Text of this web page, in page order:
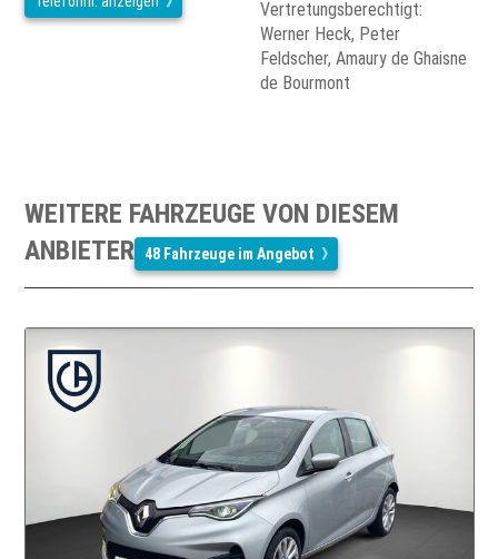
Vertretungsberechtigt:
Werner Heck, Peter
Feldscher, Amaury de Ghaisne
de Bourmont
WEITERE FAHRZEUGE VON DIESEM
ANBIETER 48 Fahrzeuge im Angebot